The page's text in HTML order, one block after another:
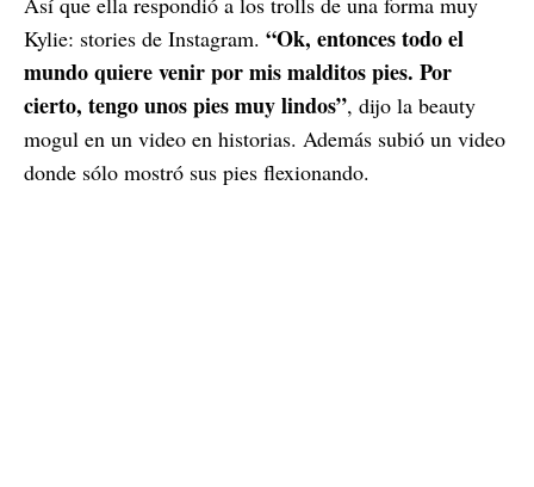
Kylie: stories de Instagram. “Ok, entonces todo el
mundo quiere venir por mis malditos pies. Por
cierto, tengo unos pies muy lindos”, dijo la beauty
mogul en un video en historias. Además subió un video
donde sólo mostró sus pies flexionando.